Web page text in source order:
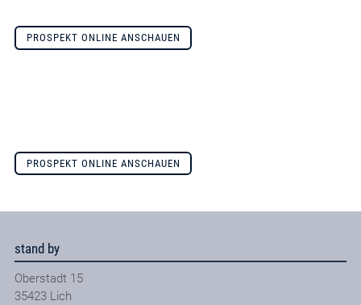
PROSPEKT ONLINE ANSCHAUEN
PROSPEKT ONLINE ANSCHAUEN
stand by
Oberstadt 15
35423 Lich